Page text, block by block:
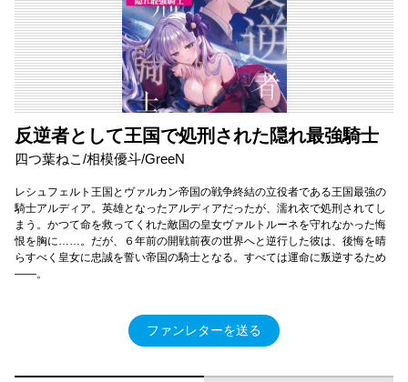
反逆者として王国で処刑された隠れ最強騎士
四つ葉ねこ/相模優斗/GreeN
レシュフェルト王国とヴァルカン帝国の戦争終結の立役者である王国最強の
騎士アルディア。英雄となったアルディアだったが、濡れ衣で処刑されてし
まう。かつて命を救ってくれた敵国の皇女ヴァルトルーネを守れなかった悔
恨を胸に……。だが、６年前の開戦前夜の世界へと逆行した彼は、後悔を晴
らすべく皇女に忠誠を誓い帝国の騎士となる。すべては運命に叛逆するため
――。
ファンレターを送る